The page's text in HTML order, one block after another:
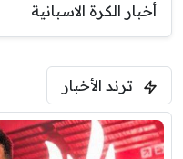
أخبار الكرة الاسبانية
ترند الأخبار